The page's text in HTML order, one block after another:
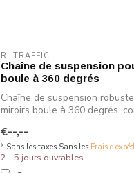
RI-TRAFFIC
Chaîne de suspension
boule à 360 degrés
Chaîne de suspension
miroirs boule à 360 degrés,
€--,--
* Sans les taxes Sans les Frais
2 - 5 jours ouvrables